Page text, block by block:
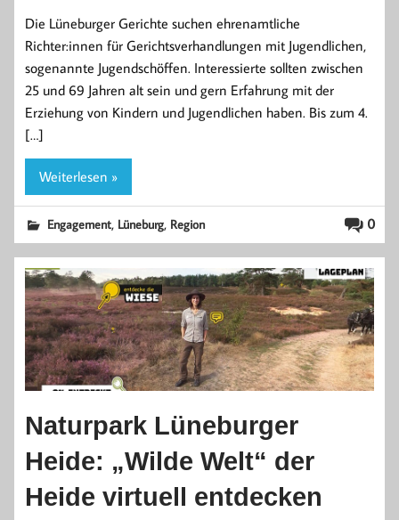
Die Lüneburger Gerichte suchen ehrenamtliche
Richter:innen für Gerichtsverhandlungen mit Jugendlichen,
sogenannte Jugendschöffen. Interessierte sollten zwischen
25 und 69 Jahren alt sein und gern Erfahrung mit der
Erziehung von Kindern und Jugendlichen haben. Bis zum 4.
[…]
Weiterlesen »
0
Engagement, Lüneburg, Region
Naturpark Lüneburger
Heide: „Wilde Welt“ der
Heide virtuell entdecken